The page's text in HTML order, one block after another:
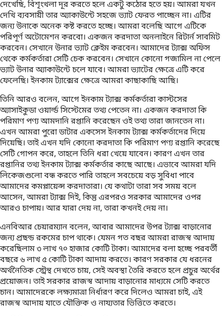
দেখেছি, বিশৃংখলা দূর করতে হলে একটু কঠোর হতে হয়। আমরা যখন
দেখি ব্যবসায়ী তার অ্যাকাউন্টে সহজে ভ্যাট ফেরত পাচ্ছেন না। এটির
জন্য উনাকে অনেক কষ্ট করতে হচ্ছে। আমরা বলেছি আগে এটিকে
পরিপূর্ণ অটোমেশন করবো। একজন করদাতা অনলাইনে রিটার্ন সাবমিট
করবেন। সেখানে উনার ভ্যাট ক্লেইম করবেন। আমাদের ট্যাক্স অফিস
থেকে কর্মকর্তারা সেটি চেক করবেন। সেখানে কোনো গজামিল না পেলে
ভ্যাট উনার অ্যাকাউন্টে চলে যাবে। আমরা ভ্যাটের ক্ষেত্রে এটি করে
ফেলেছি। ইনকাম ট্যাক্সের ক্ষেত্রে আমরা কাছাকাছি আছি।
তিনি আরও বলেন, আগে ইনকাম ট্যাক্স কর্মকর্তারা কাস্টসের
অ্যাসাইকুডা ওয়ার্ল্ড সিস্টেমের তথ্য পেতেন না। একজন করদাতা কি
পরিমাণ পণ্য আমদানি রপ্তানি করেছেন ওই তথ্য তারা জানতেন না।
এখন আমরা পুরো ডাটার একসেস ইনকাম ট্যাক্স কর্মকর্তাদের দিয়ে
দিয়েছি। তাই এখন যদি কোনো করদাতা কি পরিমাণ পণ্য রপ্তানি করেছে
সেটি গোপন করে, তাহলে তিনি ধরা খেয়ে যাবেন। কারণ এখন তার
রপ্তানির তথ্য ইনকাম ট্যাক্স কর্মকর্তার কাছে আছে। এভাবে আমরা যদি
লিকেজগুলো বন্ধ করতে পারি তাহলে সবচেয়ে বড় সুবিধা পাবে
আমাদের কমপ্লায়েন্স করদাতারা। যে কথাটা তারা সব সময় বলে
আসেন, আমরা ট্যাক্স দিই, কিন্তু এরপরও সরকার আমাদের ওপর
আরও চাপায়। আর যারা দেয় না, তারা কখনই দেয় না।
এনবিআর চেয়ারম্যান বলেন, আবার আমাদের উপর ট্যাক্স বাড়ানোর
জন্য প্রছন্ড রকমের চাপ থাকে। যেমন গত বছর আমরা রাজস্ব আদায়
করেছিলাম ৩ লাখ ৭০ হাজার কোটি টাকা। আমাদের বলা হচ্ছে পরবর্তী
বছরে ৬ লাখ ৫ কোটি টাকা আদায় করতে। কারণ সরকার যে ধরনের
অর্থনৈতিক স্ট্রেন্থ দেখতে চায়, সেই অবস্থা তৈরি করতে হলে প্রচুর অর্থের
প্রয়োজন। তাই সরকার রাজস্ব আদায় বাড়ানোর মাধ্যমে সেটি করতে
চান। আমাদেরকে লক্ষ্যমাত্রা নির্ধারণ করে দিলেও আমরা চাই, এই
রাজস্ব আদায় যাতে যৌক্তিক ও নায্যতার ভিত্তিতে করতে।